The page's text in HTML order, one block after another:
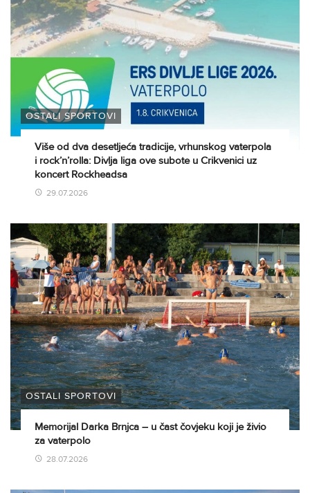
OSTALI SPORTOVI
Više od dva desetljeća tradicije, vrhunskog vaterpola
i rock’n’rolla: Divlja liga ove subote u Crikvenici uz
koncert Rockheadsa
29.07.2026
OSTALI SPORTOVI
Memorijal Darka Brnjca – u čast čovjeku koji je živio
za vaterpolo
28.07.2026